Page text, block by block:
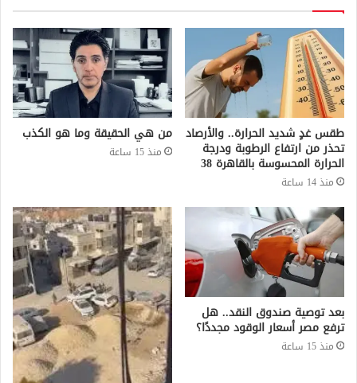
طقس غدٍ شديد الحرارة.. والأرصاد
تحذر من ارتفاع الرطوبة ودرجة
الحرارة المحسوسة بالقاهرة 38
منذ 14 ساعة
من هي الحقيقة وما هو الكذب
منذ 15 ساعة
بعد توصية صندوق النقد.. هل
ترفع مصر أسعار الوقود مجددًا؟
منذ 15 ساعة